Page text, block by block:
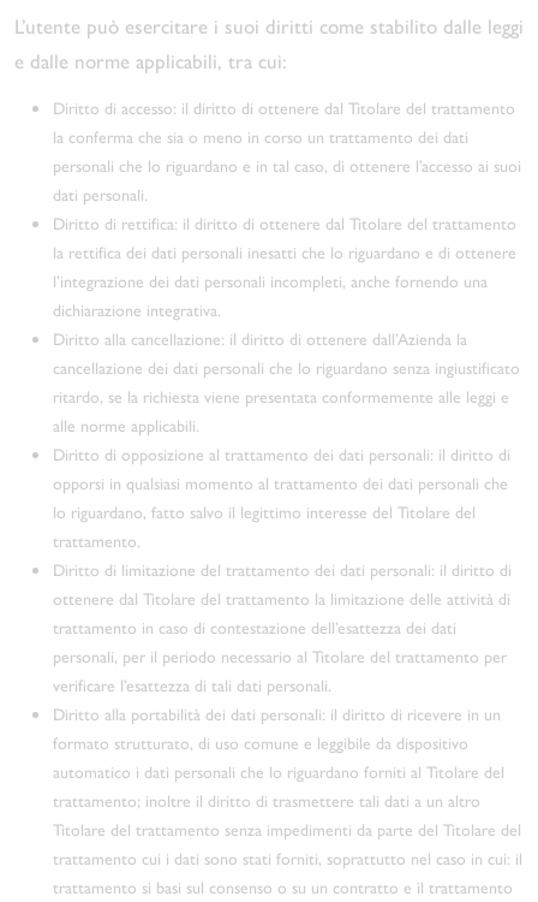
L’utente può esercitare i suoi diritti come stabilito dalle leggi
e dalle norme applicabili, tra cui:
Diritto di accesso: il diritto di ottenere dal Titolare del trattamento
la conferma che sia o meno in corso un trattamento dei dati
personali che lo riguardano e in tal caso, di ottenere l’accesso ai suoi
dati personali.
Diritto di rettifica: il diritto di ottenere dal Titolare del trattamento
la rettifica dei dati personali inesatti che lo riguardano e di ottenere
l’integrazione dei dati personali incompleti, anche fornendo una
dichiarazione integrativa.
Diritto alla cancellazione: il diritto di ottenere dall’Azienda la
cancellazione dei dati personali che lo riguardano senza ingiustificato
ritardo, se la richiesta viene presentata conformemente alle leggi e
alle norme applicabili.
Diritto di opposizione al trattamento dei dati personali: il diritto di
opporsi in qualsiasi momento al trattamento dei dati personali che
lo riguardano, fatto salvo il legittimo interesse del Titolare del
trattamento.
Diritto di limitazione del trattamento dei dati personali: il diritto di
ottenere dal Titolare del trattamento la limitazione delle attività di
trattamento in caso di contestazione dell’esattezza dei dati
personali, per il periodo necessario al Titolare del trattamento per
verificare l’esattezza di tali dati personali.
Diritto alla portabilità dei dati personali: il diritto di ricevere in un
formato strutturato, di uso comune e leggibile da dispositivo
automatico i dati personali che lo riguardano forniti al Titolare del
trattamento; inoltre il diritto di trasmettere tali dati a un altro
Titolare del trattamento senza impedimenti da parte del Titolare del
trattamento cui i dati sono stati forniti, soprattutto nel caso in cui: il
trattamento si basi sul consenso o su un contratto e il trattamento